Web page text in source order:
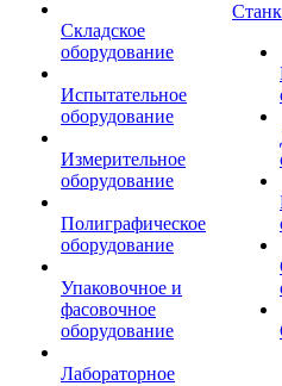
Складское
оборудование
Испытательное
оборудование
Измерительное
оборудование
Полиграфическое
оборудование
Упаковочное и
фасовочное
оборудование
Лабораторное